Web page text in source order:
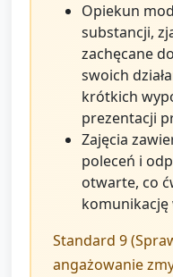
Opiekun
substancji,
zachęcane
swoich
krótkich
prezentacji
Zajęcia
poleceń i
otwarte, co
komunikację
Standard 9
angażowanie